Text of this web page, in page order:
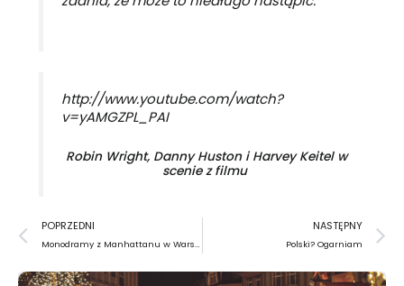
http://www.youtube.com/watch?
v=yAMGZPL_PAI
Robin Wright, Danny Huston i Harvey Keitel w
scenie z filmu
Prev
POPRZEDNI
Monodramy z Manhattanu w Warszawie
NASTĘPNY
Polski? Ogarniam